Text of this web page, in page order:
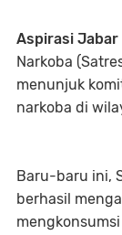
Aspirasi
Narkoba
menunjuk
narkoba di
Baru-baru ini,
berhasil